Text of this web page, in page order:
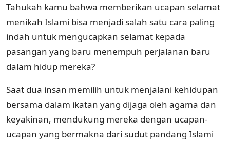
Tahukah kamu bahwa memberikan ucapan selamat
menikah Islami bisa menjadi salah satu cara paling
indah untuk mengucapkan selamat kepada
pasangan yang baru menempuh perjalanan baru
dalam hidup mereka?
Saat dua insan memilih untuk menjalani kehidupan
bersama dalam ikatan yang dijaga oleh agama dan
keyakinan, mendukung mereka dengan ucapan-
ucapan yang bermakna dari sudut pandang Islami